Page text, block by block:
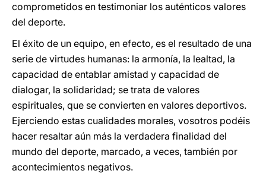
comprometidos en testimoniar los auténticos valores
del deporte.
El éxito de un equipo, en efecto, es el resultado de una
serie de virtudes humanas: la armonía, la lealtad, la
capacidad de entablar amistad y capacidad de
dialogar, la solidaridad; se trata de valores
espirituales, que se convierten en valores deportivos.
Ejerciendo estas cualidades morales, vosotros podéis
hacer resaltar aún más la verdadera finalidad del
mundo del deporte, marcado, a veces, también por
acontecimientos negativos.